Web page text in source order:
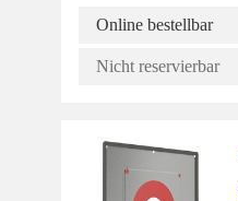
Online bestellbar
Nicht reservierbar